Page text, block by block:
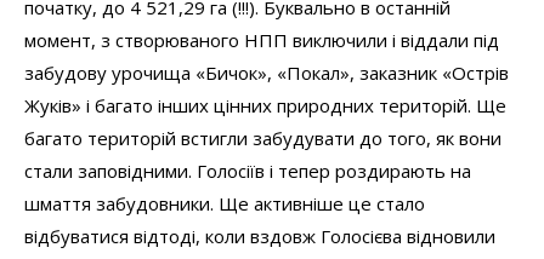
початку, до 4 521,29 га (!!!). Буквально в останній
момент, з створюваного НПП виключили і віддали під
забудову урочища «Бичок», «Покал», заказник «Острів
Жуків» і багато інших цінних природних територій. Ще
багато територій встигли забудувати до того, як вони
стали заповідними. Голосіїв і тепер роздирають на
шмаття забудовники. Ще активніше це стало
відбуватися відтоді, коли вздовж Голосієва відновили